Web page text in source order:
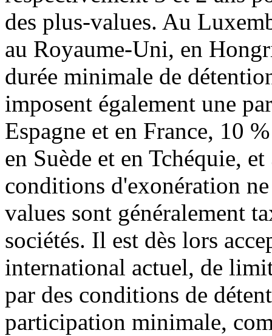
des plus-values. Au
au Royaume-Uni, en
durée minimale de
imposent également une
Espagne et en France, 10
en Suède et en Tchéquie,
conditions d'exonération
values sont généralement
sociétés. Il est dès lors
international actuel, de
par des conditions de
participation minimale,